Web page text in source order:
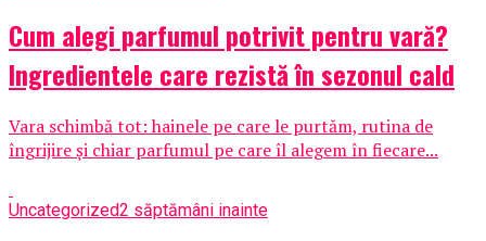
Cum alegi parfumul potrivit pentru vară?
Ingredientele care rezistă în sezonul cald
Vara schimbă tot: hainele pe care le purtăm, rutina de
îngrijire și chiar parfumul pe care îl alegem în fiecare...
Uncategorized2 săptămâni inainte